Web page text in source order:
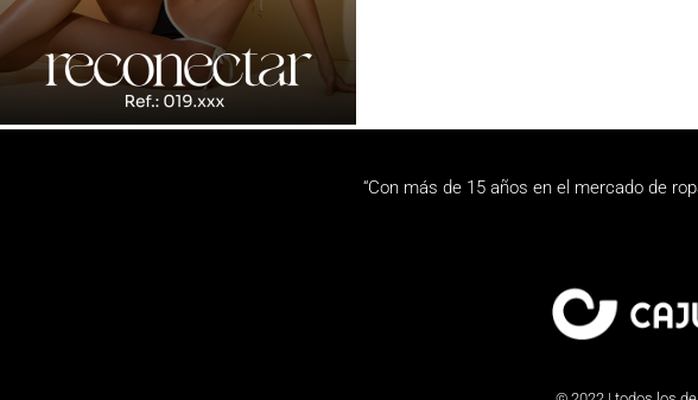
“Con más de 15 años en el mercado de